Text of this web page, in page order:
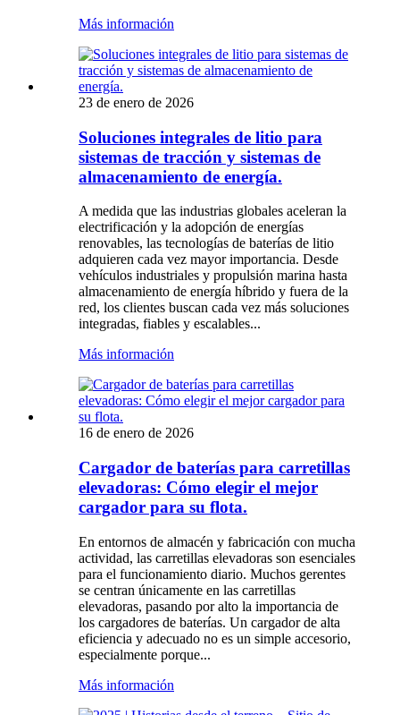
Más información
23 de enero de 2026
Soluciones integrales de litio para
sistemas de tracción y sistemas de
almacenamiento de energía.
A medida que las industrias globales aceleran la
electrificación y la adopción de energías
renovables, las tecnologías de baterías de litio
adquieren cada vez mayor importancia. Desde
vehículos industriales y propulsión marina hasta
almacenamiento de energía híbrido y fuera de la
red, los clientes buscan cada vez más soluciones
integradas, fiables y escalables...
Más información
16 de enero de 2026
Cargador de baterías para carretillas
elevadoras: Cómo elegir el mejor
cargador para su flota.
En entornos de almacén y fabricación con mucha
actividad, las carretillas elevadoras son esenciales
para el funcionamiento diario. Muchos gerentes
se centran únicamente en las carretillas
elevadoras, pasando por alto la importancia de
los cargadores de baterías. Un cargador de alta
eficiencia y adecuado no es un simple accesorio,
especialmente porque...
Más información